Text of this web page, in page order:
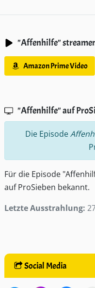
"Affenhilfe"
Amazon Prime Video
"Affenhilfe" auf
Die Episode
Für die Episode
auf ProSieben bekannt.
Letzte Ausstrahlung:
Social Media